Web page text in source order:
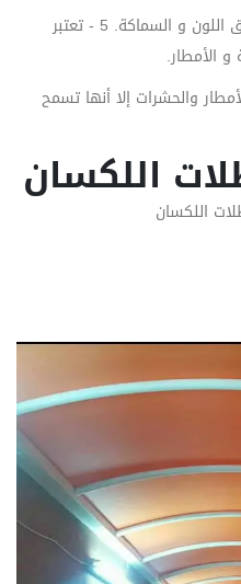
-4- يتم التحكم بدرجة العزل عن طريق اللون و السماكة. 5 - تعتبر
و الأمطار.
والحشرات إلا أنها تسمح
اللكسان
اللكسان